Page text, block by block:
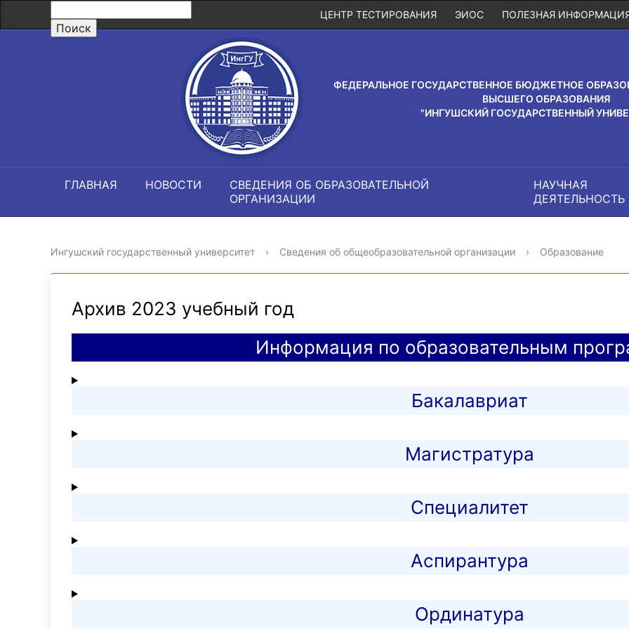
ПОЛЕЗНАЯ
ЭИОС
ЦЕНТР ТЕСТИРОВАНИЯ
ФЕДЕРАЛЬНОЕ ГОСУДАРСТВЕННОЕ БЮДЖЕТНОЕ
ВЫСШЕГО ОБРАЗОВАНИЯ
"ИНГУШСКИЙ ГОСУДАРСТВЕННЫЙ
ГЛАВНАЯ НОВОСТИ
СВЕДЕНИЯ ОБ ОБРАЗОВАТЕЛЬНОЙ
ОРГАНИЗАЦИИ
НАУЧНАЯ
ДЕЯТЕЛЬНОСТЬ
Ингушский государственный университет › Сведения об общеобразовательной организации › Образование
Архив 2023 учебный год
Информация по образовательным
Бакалавриат
Магистратура
Специалитет
Аспирантура
Ординатура